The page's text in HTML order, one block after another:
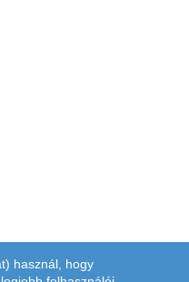
használ, hogy